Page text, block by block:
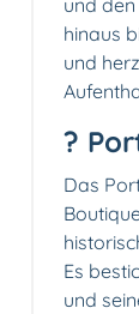
hinaus
und
?
Das
Es
und